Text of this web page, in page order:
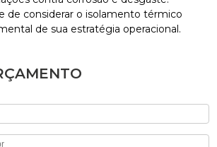
de considerar o isolamento térmico
de sua estratégia operacional.